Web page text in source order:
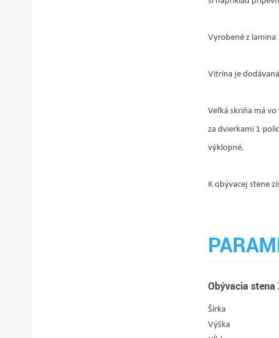
Vyrobené z lamina
Vitrína je
Veľká skriňa má
za dvierkami 1
výklopné.
K obývacej stene
Obývacia
Šírka
Výška